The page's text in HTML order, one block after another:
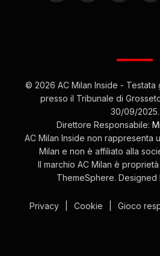
© 2026 AC Milan Inside - Testata
presso il Tribunale di
30/09/2025.
Direttore Responsabile:
AC Milan Inside non rappresenta
Milan e non è affiliato alla
Il marchio AC Milan è proprietà
ThemeSphere. Designed
Privacy Cookie Gioco